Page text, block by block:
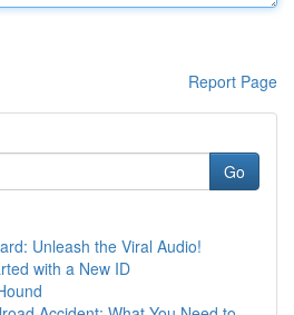
Report Page
Go
Unleash the Viral Audio!
with a New ID